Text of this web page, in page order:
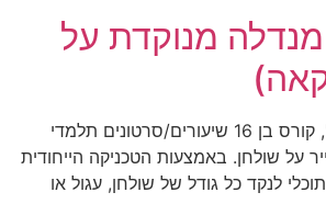
מנדלה מנוקדת על
קורס "ציור על שולחן", קורס בן 16 שיעורים/סרטונים תלמדי
על שולחן. באמצעות הטכניקה הייחודית
לנקד כל גודל של שולחן, עגול או